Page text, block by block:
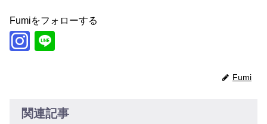
Fumiをフォローする
Fumi
関連記事